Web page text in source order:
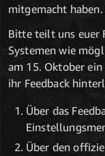
mitgemacht
Bitte teilt uns euer
Systemen wie
am 15. Oktober
ihr Feedback
Über das
Über den